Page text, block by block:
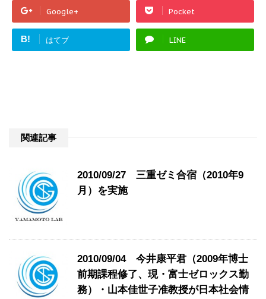
Google+ Pocket
B! はてブ LINE
関連記事
2010/09/27 三重ゼミ合宿（2010年9
月）を実施
2010/09/04 今井康平君（2009年博士
前期課程修了、現・富士ゼロックス勤
務）・山本佳世子准教授が日本社会情